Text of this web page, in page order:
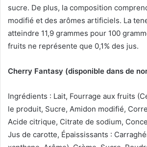
sucre. De plus, la composition
modifié et des arômes artificiels. La
atteindre 11,9 grammes pour 100
fruits ne représente que 0,1% des jus.
Cherry Fantasy (disponible dans de
Ingrédients : Lait, Fourrage aux fruits
le produit, Sucre, Amidon modifié,
Acide citrique, Citrate de sodium,
Jus de carotte, Épaississants :